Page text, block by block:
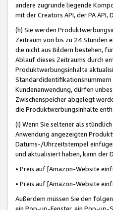
andere zugrunde liegende
mit der Creators API, der PA
(h) Sie werden
Zeitraum von bis zu 24 Stunden
die nicht aus Bildern bestehen,
Ablauf dieses Zeitraums durch
Produktwerbungsinhalte
Standardidentifikationsnummern
Kundenanwendung, dürfen
Zwischenspeicher abgelegt
die Produktwerbungsinhalte
(i) Wenn Sie seltener als
Anwendung angezeigten
Datums-/Uhrzeitstempel
und aktualisiert haben, kann der
• Preis auf [Amazon-Website
• Preis auf [Amazon-Website
Außerdem müssen Sie den
ein Pop-up-Fenster, ein Pop-